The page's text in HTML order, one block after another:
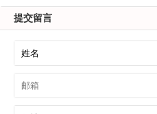
提交留言